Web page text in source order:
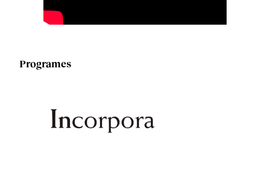
Programes